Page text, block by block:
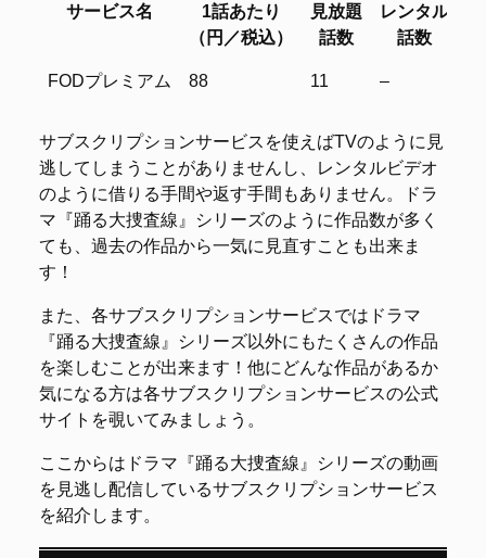
サービス名
1話あたり
（円／税込）
見放題
話数
レンタル
話数
サービス名
1話あたり
見放題
FODプレミアム 88 11 –
サブスクリプションサービスを使えばTVのように見
逃してしまうことがありませんし、レンタルビデオ
のように借りる手間や返す手間もありません。ドラ
マ『踊る大捜査線』シリーズのように作品数が多く
ても、過去の作品から一気に見直すことも出来ま
す！
また、各サブスクリプションサービスではドラマ
『踊る大捜査線』シリーズ以外にもたくさんの作品
を楽しむことが出来ます！他にどんな作品があるか
気になる方は各サブスクリプションサービスの公式
サイトを覗いてみましょう。
ここからはドラマ『踊る大捜査線』シリーズの動画
を見逃し配信しているサブスクリプションサービス
を紹介します。